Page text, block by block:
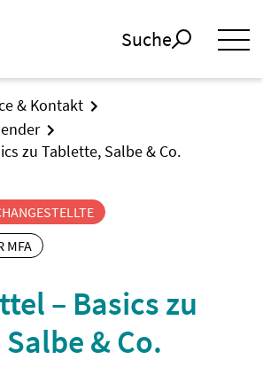
Suche
& Kontakt
zu Tablette, Salbe & Co.
MFA
– Basics zu
& Co.